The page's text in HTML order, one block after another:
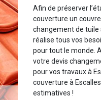
Afin de préserver
couverture un
changement de tuile
réalise tous vos
pour tout le monde.
votre devis
pour vos travaux à
couverture à
estimatives !